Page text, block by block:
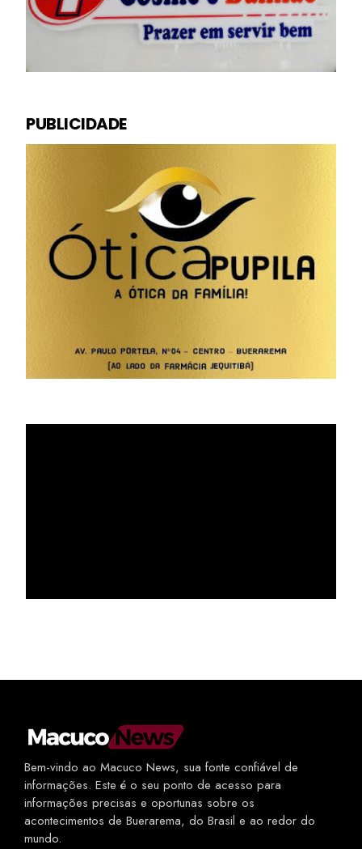
PUBLICIDADE
Bem-vindo ao Macuco News, sua fonte confiável de
informações. Este é o seu ponto de acesso para
informações precisas e oportunas sobre os
acontecimentos de Buerarema, do Brasil e ao redor do
mundo.